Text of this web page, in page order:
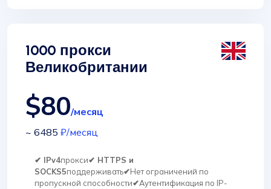
1000 прокси
Великобритании
$80/месяц
~ 6485 ₽/месяц
✔ IPv4прокси✔ HTTPS и
SOCKS5поддерживать✔Нет ограничений по
пропускной способности✔Аутентификация по IP-